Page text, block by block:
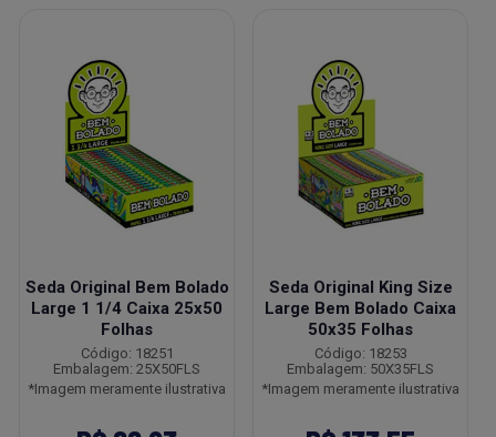
Seda Original Bem Bolado
Large 1 1/4 Caixa 25x50
Folhas
Código: 18251
Embalagem: 25X50FLS
*Imagem meramente ilustrativa
Seda Original King Size
Large Bem Bolado Caixa
50x35 Folhas
Código: 18253
Embalagem: 50X35FLS
*Imagem meramente ilustrativa